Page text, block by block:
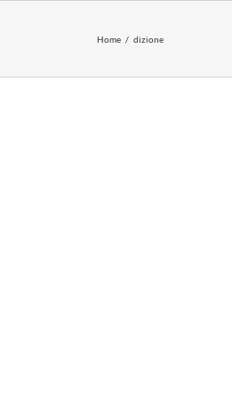
Home dizione